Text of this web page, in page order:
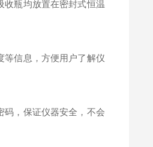
收瓶均放置在密封式恒温
等信息，方便用户了解仪
码，保证仪器安全，不会